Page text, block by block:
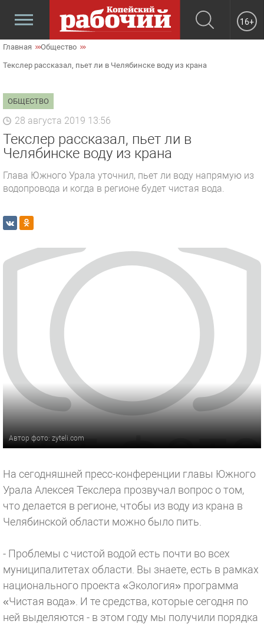
16+
Главная Общество
Текслер рассказал, пьет ли в Челябинске воду из крана
ОБЩЕСТВО
28 августа 2019 13:56
Текслер рассказал, пьет ли в
Челябинске воду из крана
Глава Южного Урала уточнил, пьет ли воду напрямую из
водопровода и когда в регионе будет чистая вода.
Автор фото: zyteli.com
На сегодняшней пресс-конференции главы Южного
Урала Алексея Текслера прозвучал вопрос о том,
что делается в регионе, чтобы из воду из крана в
Челябинской области можно было пить.
- Проблемы с чистой водой есть почти во всех
муниципалитетах области. Вы знаете, есть в рамках
национального проекта «Экология» программа
«Чистая вода». И те средства, которые сегодня по
ней выделяются - в этом году мы получили порядка